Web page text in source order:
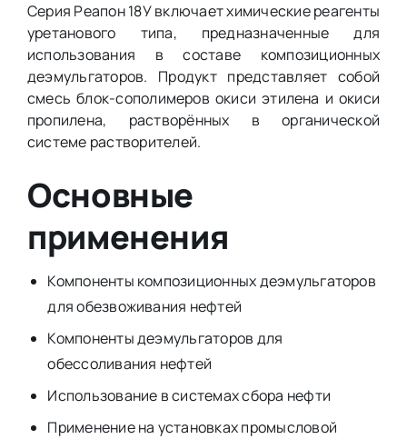
Серия Реапон 18У включает химические реагенты
уретанового типа, предназначенные для
использования в составе композиционных
деэмульгаторов. Продукт представляет собой
смесь блок-сополимеров окиси этилена и окиси
пропилена, растворённых в органической
системе растворителей.
Основные
применения
Компоненты композиционных деэмульгаторов
для обезвоживания нефтей
Компоненты деэмульгаторов для
обессоливания нефтей
Использование в системах сбора нефти
Применение на установках промысловой